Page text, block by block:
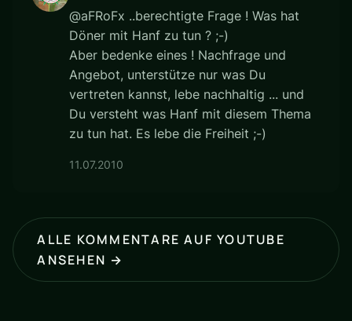
@aFRoFx ..berechtigte Frage ! Was hat
Döner mit Hanf zu tun ? ;-)
Aber bedenke eines ! Nachfrage und
Angebot, unterstütze nur was Du
vertreten kannst, lebe nachhaltig ... und
Du versteht was Hanf mit diesem Thema
zu tun hat. Es lebe die Freiheit ;-)
11.07.2010
ALLE KOMMENTARE AUF YOUTUBE
ANSEHEN →